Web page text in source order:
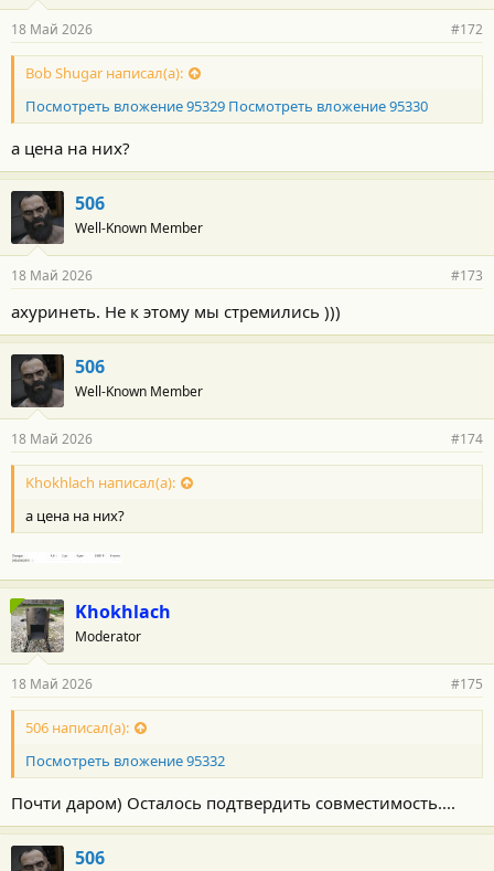
18 Май 2026 #172
Bob Shugar написал(а):
Посмотреть вложение 95329 Посмотреть вложение 95330
а цена на них?
506
Well-Known Member
18 Май 2026 #173
ахуринеть. Не к этому мы стремились )))
506
Well-Known Member
18 Май 2026 #174
Khokhlach написал(а):
а цена на них?
Khokhlach
Moderator
18 Май 2026 #175
506 написал(а):
Посмотреть вложение 95332
Почти даром) Осталось подтвердить совместимость....
506